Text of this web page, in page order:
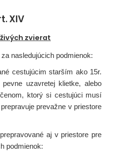
XIV
zvierat
nasledujúcich podmienok:
cestujúcim starším ako 15r.
uzavretej klietke, alebo
ktorý si cestujúci musí
prevažne v priestore
aj v priestore pre
podmienok: